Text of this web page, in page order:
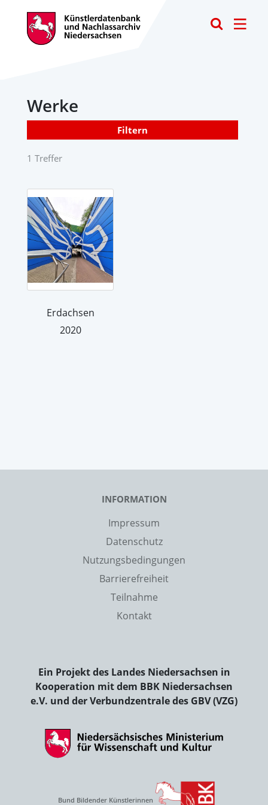
Werke
Filtern
1 Treffer
Erdachsen
2020
INFORMATION
Impressum
Datenschutz
Nutzungsbedingungen
Barrierefreiheit
Teilnahme
Kontakt
Ein Projekt des Landes Niedersachsen in
Kooperation mit dem BBK Niedersachsen
e.V. und der Verbundzentrale des GBV (VZG)
Bund Bildender Künstlerinnen